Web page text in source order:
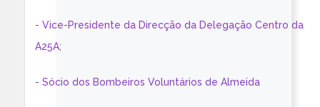
- Vice-Presidente da Direcção da Delegação Centro da
A25A;
- Sócio dos Bombeiros Voluntários de Almeida